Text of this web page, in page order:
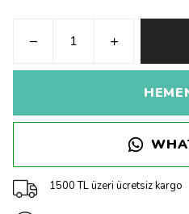
1500 TL üzeri ücretsiz kargo